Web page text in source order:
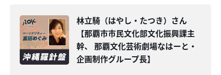
林立騎（はやし・たつき）さん
【那覇市市民文化部文化振興課主
幹、 那覇文化芸術劇場なはーと・
企画制作グループ長】